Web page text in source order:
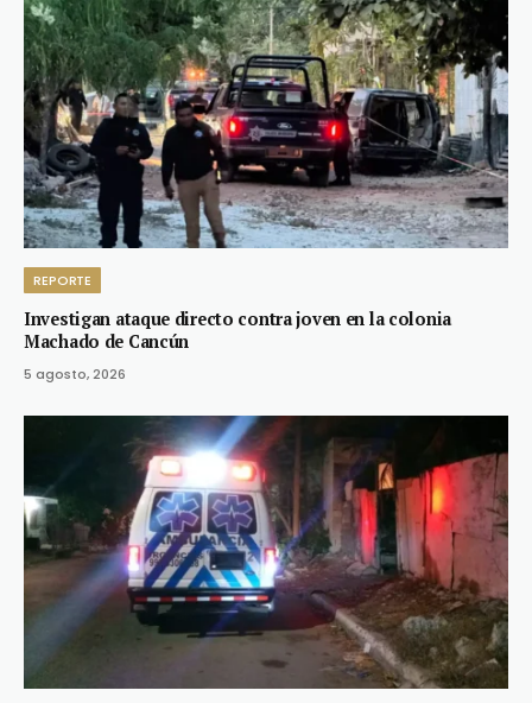
REPORTE
Investigan ataque directo contra joven en la colonia
Machado de Cancún
5 agosto, 2026